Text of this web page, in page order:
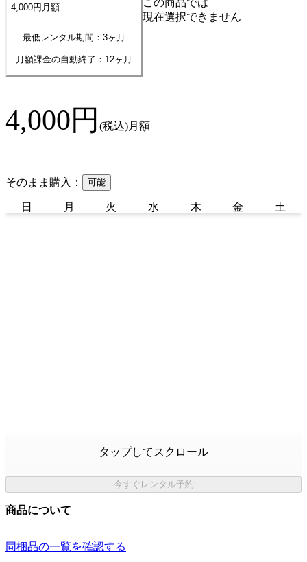
4,000円 月額
最低レンタル期間：3ヶ月
月額課金の自動終了： 12ヶ月
現在選択できません
4,000円 (税込)月額
そのまま購入： 可能
日 月 火 水 木 金 土
タップしてスクロール
今すぐレンタル予約
商品について
同梱品の一覧を確認する